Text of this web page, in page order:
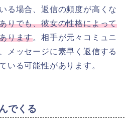
る場合、返信の頻度が高くな
りでも、彼女の性格によって
ります。相手が元々コミュニ
メッセージに素早く返信する
いる可能性があります。
でくる